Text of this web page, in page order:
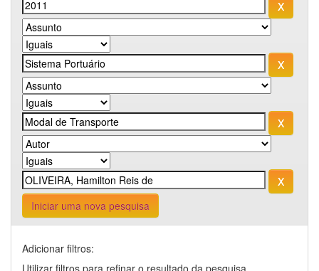
Iniciar uma nova pesquisa
Adicionar filtros:
Utilizar filtros para refinar o resultado da pesquisa.